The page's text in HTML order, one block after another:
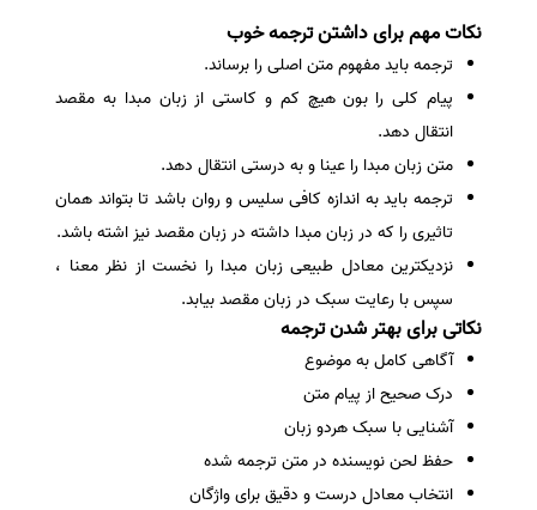
نکات مهم برای داشتن ترجمه خوب
ترجمه باید مفهوم متن اصلی را برساند.
پیام کلی را بون هیچ کم و کاستی از زبان مبدا به مقصد
انتقال دهد.
متن زبان مبدا را عینا و به درستی انتقال دهد.
ترجمه باید به اندازه کافی سلیس و روان باشد تا بتواند همان
تاثیری را که در زبان مبدا داشته در زبان مقصد نیز اشته باشد.
نزدیکترین معادل طبیعی زبان مبدا را نخست از نظر معنا ،
سپس با رعایت سبک در زبان مقصد بیابد.
نکاتی برای بهتر شدن ترجمه
آگاهی کامل به موضوع
درک صحیح از پیام متن
آشنایی با سبک هردو زبان
حفظ لحن نویسنده در متن ترجمه شده
انتخاب معادل درست و دقیق برای واژگان